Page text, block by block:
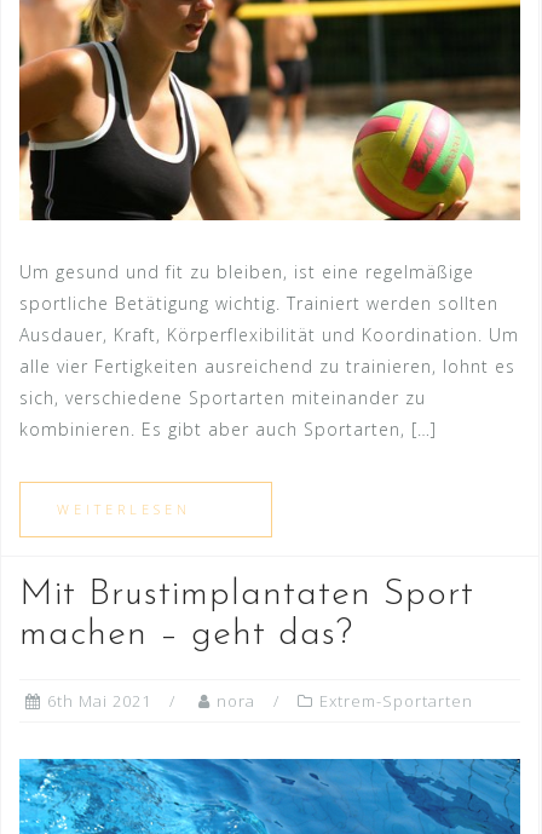
Um gesund und fit zu bleiben, ist eine regelmäßige
sportliche Betätigung wichtig. Trainiert werden sollten
Ausdauer, Kraft, Körperflexibilität und Koordination. Um
alle vier Fertigkeiten ausreichend zu trainieren, lohnt es
sich, verschiedene Sportarten miteinander zu
kombinieren. Es gibt aber auch Sportarten, […]
Mit Brustimplantaten Sport
machen – geht das?
6th Mai 2021 nora Extrem-Sportarten